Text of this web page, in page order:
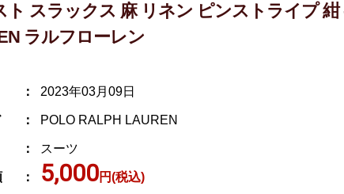
ト スラックス 麻 リネン ピンストライプ 紺
ラルフローレン
2023年03月09日
POLO RALPH LAUREN
スーツ
5,000円(税込)